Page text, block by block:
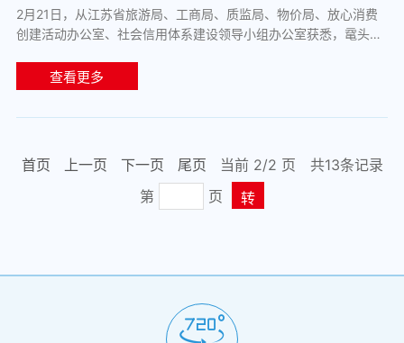
2月21日，从江苏省旅游局、工商局、质监局、物价局、放心消费
创建活动办公室、社会信用体系建设领导小组办公室获悉，鼋头渚
查看更多
首页 上一页 下一页 尾页 当前 2/2 页
共13条记录
第
页 转